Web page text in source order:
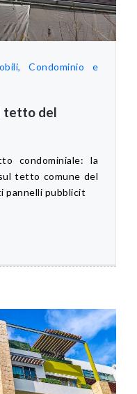
Condominio e
tetto del
condominiale: la
tetto comune del
pannelli pubblicit